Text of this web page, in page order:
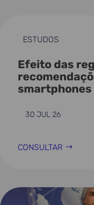
ESTUDOS
Efeito das
smartphones
30 JUL 26
CONSULTAR